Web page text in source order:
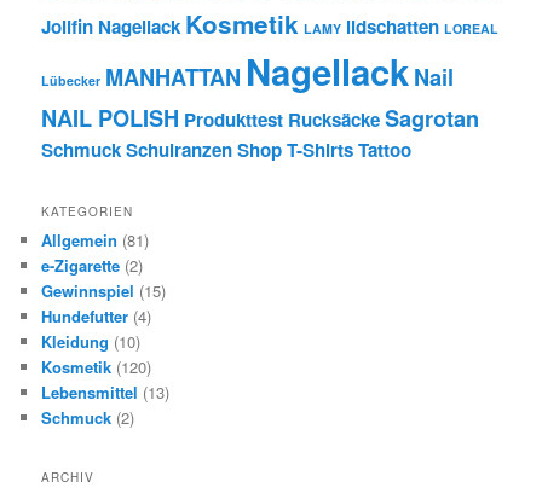
Jolifin Nagellack Kosmetik LAMY lidschatten LOREAL
Lübecker MANHATTAN NagellackNail
NAIL POLISH Produkttest RucksäckeSagrotan
SchmuckSchulranzenShopT-ShirtsTattoo
KATEGORIEN
Allgemein (81)
e-Zigarette (2)
Gewinnspiel (15)
Hundefutter (4)
Kleidung (10)
Kosmetik (120)
Lebensmittel (13)
Schmuck (2)
ARCHIV